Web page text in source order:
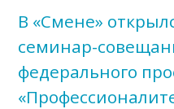
В «Смене»
семинар-
федерального